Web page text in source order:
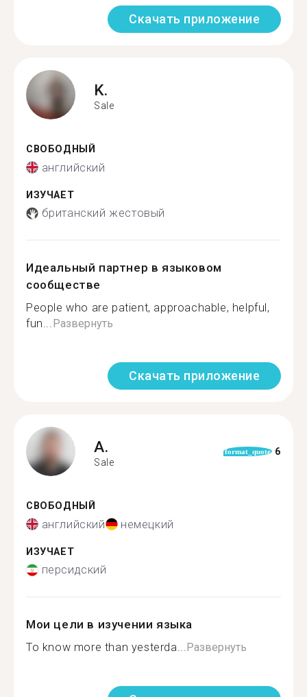
Скачать приложение
K.
Sale
СВОБОДНЫЙ
английский
ИЗУЧАЕТ
британский жестовый
Идеальный партнер в языковом
сообществе
People who are patient, approachable, helpful,
fun...Развернуть
Скачать приложение
A.
Sale
format_quote 6
СВОБОДНЫЙ
английский немецкий
ИЗУЧАЕТ
персидский
Мои цели в изучении языка
To know more than yesterda...Развернуть